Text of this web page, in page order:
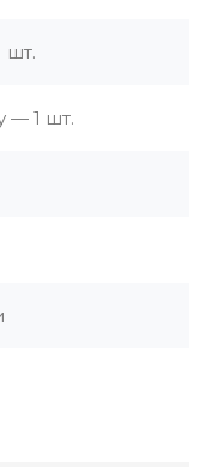
шт.
— 1 шт.